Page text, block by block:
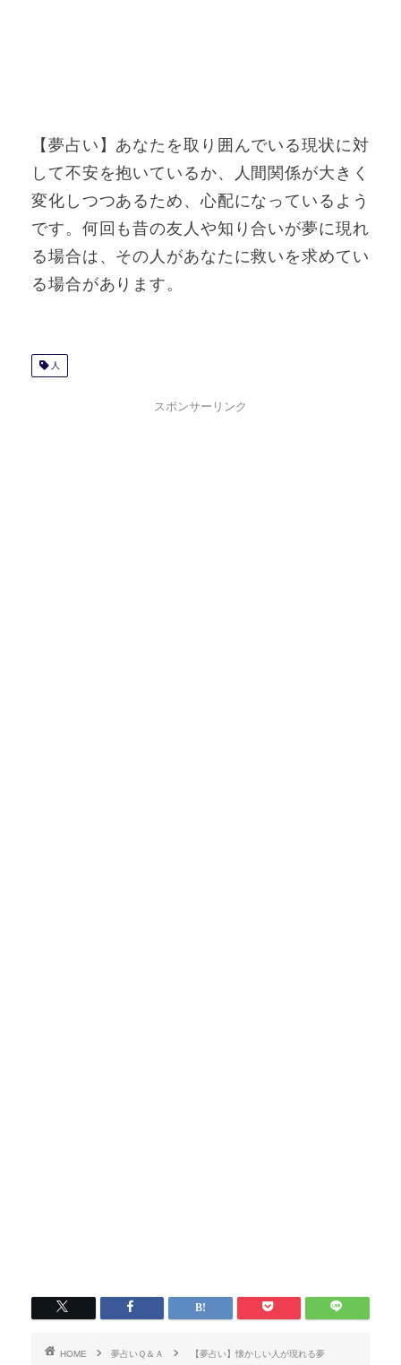
【夢占い】あなたを取り囲んでいる現状に対
して不安を抱いているか、人間関係が大きく
変化しつつあるため、心配になっているよう
です。何回も昔の友人や知り合いが夢に現れ
る場合は、その人があなたに救いを求めてい
る場合があります。
人
スポンサーリンク
HOME 夢占いＱ＆Ａ 【夢占い】懐かしい人が現れる夢